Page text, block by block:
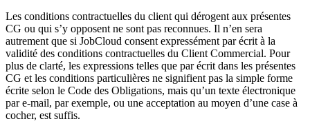
Les conditions contractuelles du client qui dérogent aux présentes
CG ou qui s’y opposent ne sont pas reconnues. Il n’en sera
autrement que si JobCloud consent expressément par écrit à la
validité des conditions contractuelles du Client Commercial. Pour
plus de clarté, les expressions telles que par écrit dans les présentes
CG et les conditions particulières ne signifient pas la simple forme
écrite selon le Code des Obligations, mais qu’un texte électronique
par e-mail, par exemple, ou une acceptation au moyen d’une case à
cocher, est suffis.